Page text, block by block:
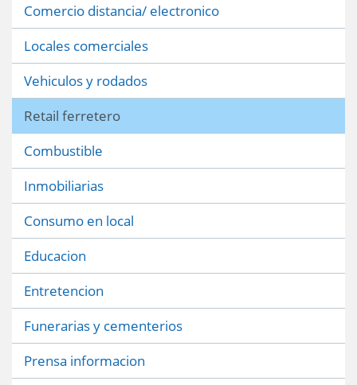
Comercio distancia/ electronico
Locales comerciales
Vehiculos y rodados
Retail ferretero
Combustible
Inmobiliarias
Consumo en local
Educacion
Entretencion
Funerarias y cementerios
Prensa informacion